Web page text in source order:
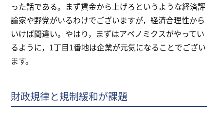
った話である。まず賃金から上げろというような経済評
論家や野党がいるわけでございますが，経済合理性から
いけば間違い。やはり，まずはアベノミクスがやってい
るように，1丁目1番地は企業が元気になることでござい
ます。
財政規律と規制緩和が課題